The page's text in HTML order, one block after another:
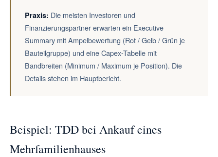
Praxis: Die meisten Investoren und
Finanzierungspartner erwarten ein Executive
Summary mit Ampelbewertung (Rot / Gelb / Grün je
Bauteilgruppe) und eine Capex-Tabelle mit
Bandbreiten (Minimum / Maximum je Position). Die
Details stehen im Hauptbericht.
Beispiel: TDD bei Ankauf eines
Mehrfamilienhauses